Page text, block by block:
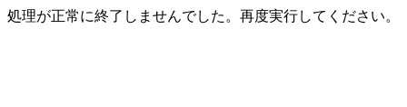
処理が正常に終了しませんでした。再度実行してください。